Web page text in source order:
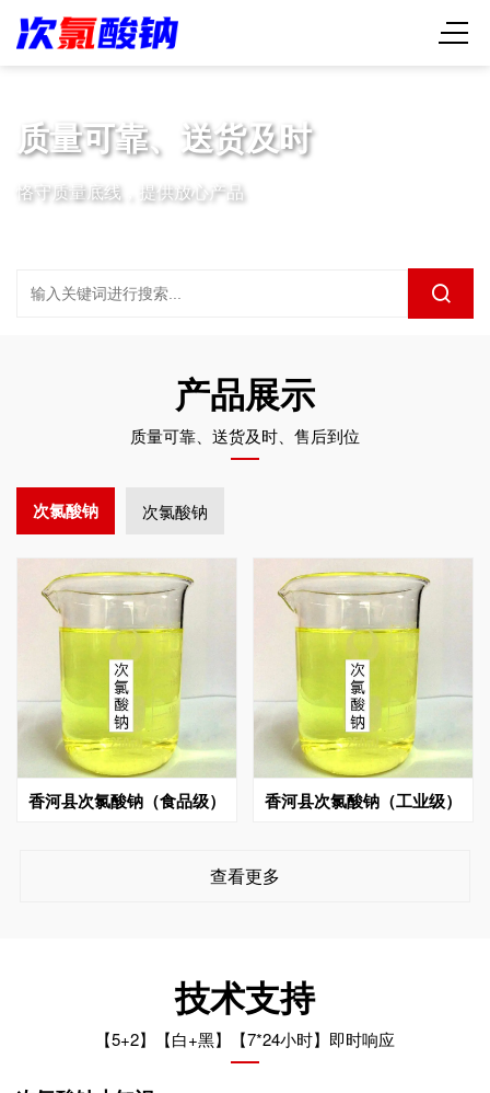
质量可靠、送货及时
恪守质量底线，提供放心产品
产品展示
质量可靠、送货及时、售后到位
次氯酸钠 次氯酸钠
香河县次氯酸钠（食品级） 香河县次氯酸钠（工业级）
查看更多
技术支持
【5+2】【白+黑】【7*24小时】即时响应